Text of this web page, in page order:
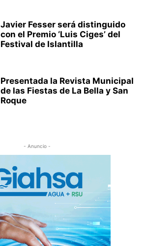
Javier Fesser será distinguido
con el Premio ‘Luis Ciges’ del
Festival de Islantilla
Presentada la Revista Municipal
de las Fiestas de La Bella y San
Roque
- Anuncio -